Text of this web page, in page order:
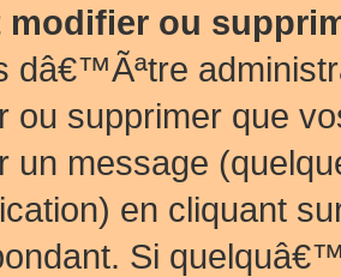
modifier ou
dâ€™Ãªtre
ou supprimer que
un message
en cliquant
Si